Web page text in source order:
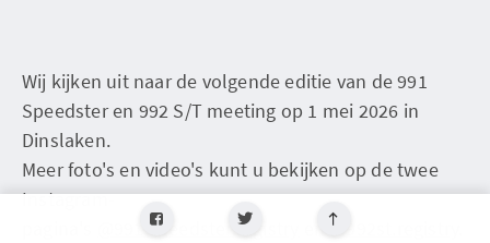
Wij kijken uit naar de volgende editie van de 991
Speedster en 992 S/T meeting op 1 mei 2026 in
Dinslaken.
Meer foto's en video's kunt u bekijken op de twee
Instagram-
@991.speedster.registry @992st.registry